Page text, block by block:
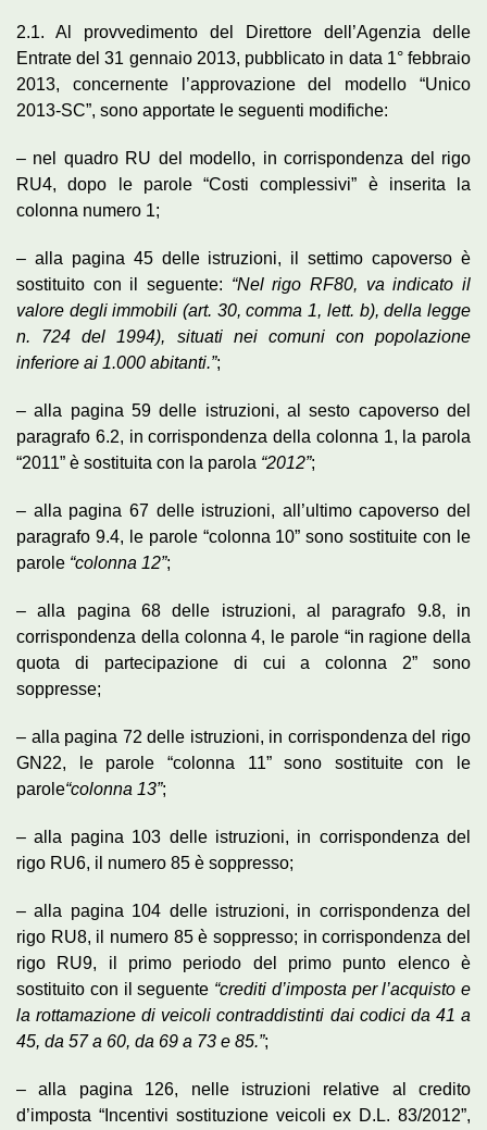
2.1. Al provvedimento del Direttore dell’Agenzia delle
Entrate del 31 gennaio 2013, pubblicato in data 1° febbraio
2013, concernente l’approvazione del modello “Unico
2013-SC”, sono apportate le seguenti modifiche:
– nel quadro RU del modello, in corrispondenza del rigo
RU4, dopo le parole “Costi complessivi” è inserita la
colonna numero 1;
– alla pagina 45 delle istruzioni, il settimo capoverso è
sostituito con il seguente: “Nel rigo RF80, va indicato il
valore degli immobili (art. 30, comma 1, lett. b), della legge
n. 724 del 1994), situati nei comuni con popolazione
inferiore ai 1.000 abitanti.”;
– alla pagina 59 delle istruzioni, al sesto capoverso del
paragrafo 6.2, in corrispondenza della colonna 1, la parola
“2011” è sostituita con la parola “2012”;
– alla pagina 67 delle istruzioni, all’ultimo capoverso del
paragrafo 9.4, le parole “colonna 10” sono sostituite con le
parole “colonna 12”;
– alla pagina 68 delle istruzioni, al paragrafo 9.8, in
corrispondenza della colonna 4, le parole “in ragione della
quota di partecipazione di cui a colonna 2” sono
soppresse;
– alla pagina 72 delle istruzioni, in corrispondenza del rigo
GN22, le parole “colonna 11” sono sostituite con le
parole“colonna 13”;
– alla pagina 103 delle istruzioni, in corrispondenza del
rigo RU6, il numero 85 è soppresso;
– alla pagina 104 delle istruzioni, in corrispondenza del
rigo RU8, il numero 85 è soppresso; in corrispondenza del
rigo RU9, il primo periodo del primo punto elenco è
sostituito con il seguente “crediti d’imposta per l’acquisto e
la rottamazione di veicoli contraddistinti dai codici da 41 a
45, da 57 a 60, da 69 a 73 e 85.”;
– alla pagina 126, nelle istruzioni relative al credito
d’imposta “Incentivi sostituzione veicoli ex D.L. 83/2012”,